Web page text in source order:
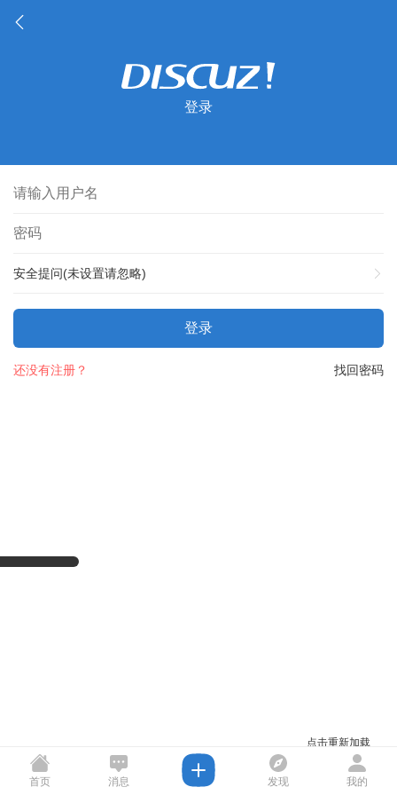
登录
安全提问(未设置请忽略)
登录
找回密码
还没有注册？
点击重新加载
首页 消息 发现 我的